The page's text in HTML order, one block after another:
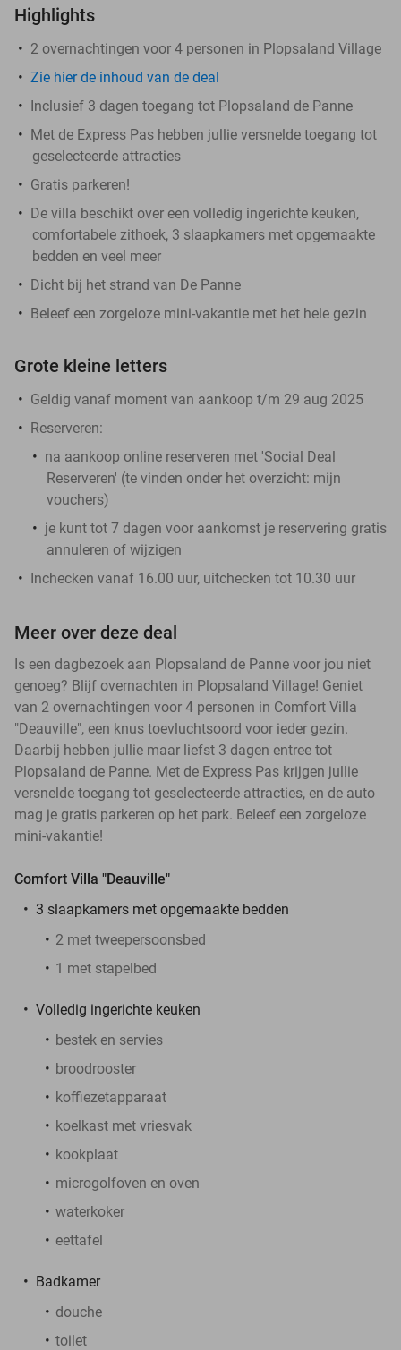
Highlights
2 overnachtingen voor 4 personen in Plopsaland Village
Zie hier de inhoud van de deal
Inclusief 3 dagen toegang tot Plopsaland de Panne
Met de Express Pas hebben jullie versnelde toegang tot
geselecteerde attracties
Gratis parkeren!
De villa beschikt over een volledig ingerichte keuken,
comfortabele zithoek, 3 slaapkamers met opgemaakte
bedden en veel meer
Dicht bij het strand van De Panne
Beleef een zorgeloze mini-vakantie met het hele gezin
Grote kleine letters
Geldig vanaf moment van aankoop t/m 29 aug 2025
Reserveren:
na aankoop online reserveren met 'Social Deal
Reserveren' (te vinden onder het overzicht: mijn
vouchers)
je kunt tot 7 dagen voor aankomst je reservering gratis
annuleren of wijzigen
Inchecken vanaf 16.00 uur, uitchecken tot 10.30 uur
Meer over deze deal
Is een dagbezoek aan Plopsaland de Panne voor jou niet
genoeg? Blijf overnachten in Plopsaland Village! Geniet
van 2 overnachtingen voor 4 personen in Comfort Villa
"Deauville", een knus toevluchtsoord voor ieder gezin.
Daarbij hebben jullie maar liefst 3 dagen entree tot
Plopsaland de Panne. Met de Express Pas krijgen jullie
versnelde toegang tot geselecteerde attracties, en de auto
mag je gratis parkeren op het park. Beleef een zorgeloze
mini-vakantie!
Comfort Villa "Deauville"
3 slaapkamers met opgemaakte bedden
2 met tweepersoonsbed
1 met stapelbed
Volledig ingerichte keuken
bestek en servies
broodrooster
koffiezetapparaat
koelkast met vriesvak
kookplaat
microgolfoven en oven
waterkoker
eettafel
Badkamer
douche
toilet